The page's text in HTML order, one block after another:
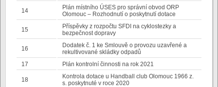
14
Plán místního ÚSES pro správní obvod ORP
Olomouc – Rozhodnutí o poskytnutí dotace
15
Příspěvky z rozpočtu SFDI na cyklostezky a
bezpečnost dopravy
16
Dodatek č. 1 ke Smlouvě o provozu uzavřené a
rekultivované skládky odpadů
17
Plán kontrolní činnosti na rok 2021
18
Kontrola dotace u Handball club Olomouc 1966 z.
s. poskytnuté v roce 2020